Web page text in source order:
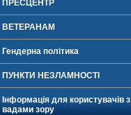
ПРЕСЦЕНТР
ВЕТЕРАНАМ
Гендерна політика
ПУНКТИ НЕЗЛАМНОСТІ
Інформація для користувачів з
вадами зору